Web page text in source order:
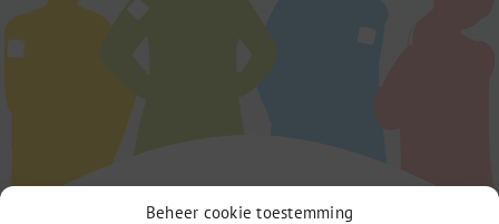
Beheer cookie toestemming